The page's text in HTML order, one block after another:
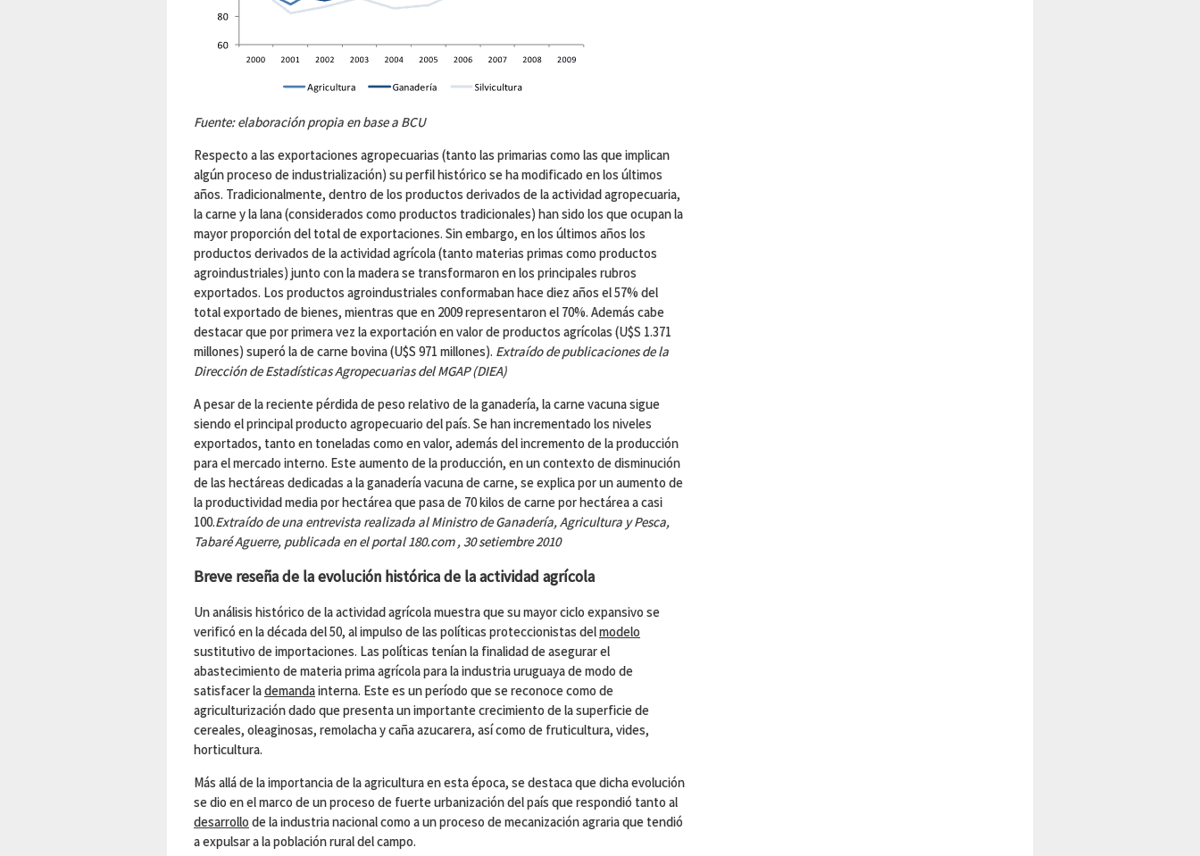
Fuente: elaboración propia en base a BCU
Respecto a las exportaciones agropecuarias (tanto las primarias como las que implican
algún proceso de industrialización) su perfil histórico se ha modificado en los últimos
años. Tradicionalmente, dentro de los productos derivados de la actividad agropecuaria,
la carne y la lana (considerados como productos tradicionales) han sido los que ocupan la
mayor proporción del total de exportaciones. Sin embargo, en los últimos años los
productos derivados de la actividad agrícola (tanto materias primas como productos
agroindustriales) junto con la madera se transformaron en los principales rubros
exportados. Los productos agroindustriales conformaban hace diez años el 57% del
total exportado de bienes, mientras que en 2009 representaron el 70%. Además cabe
destacar que por primera vez la exportación en valor de productos agrícolas (U$S 1.371
millones) superó la de carne bovina (U$S 971 millones). Extraído de publicaciones de la
Dirección de Estadísticas Agropecuarias del MGAP (DIEA)
A pesar de la reciente pérdida de peso relativo de la ganadería, la carne vacuna sigue
siendo el principal producto agropecuario del país. Se han incrementado los niveles
exportados, tanto en toneladas como en valor, además del incremento de la producción
para el mercado interno. Este aumento de la producción, en un contexto de disminución
de las hectáreas dedicadas a la ganadería vacuna de carne, se explica por un aumento de
la productividad media por hectárea que pasa de 70 kilos de carne por hectárea a casi
100.Extraído de una entrevista realizada al Ministro de Ganadería, Agricultura y Pesca,
Tabaré Aguerre, publicada en el portal 180.com , 30 setiembre 2010
Breve reseña de la evolución histórica de la actividad agrícola
Un análisis histórico de la actividad agrícola muestra que su mayor ciclo expansivo se
verificó en la década del 50, al impulso de las políticas proteccionistas delmodelo
sustitutivo de importaciones. Las políticas tenían la finalidad de asegurar el
abastecimiento de materia prima agrícola para la industria uruguaya de modo de
satisfacer lademandainterna. Este es un período que se reconoce como de
agriculturización dado que presenta un importante crecimiento de la superficie de
cereales, oleaginosas, remolacha y caña azucarera, así como de fruticultura, vides,
horticultura.
Más allá de la importancia de la agricultura en esta época, se destaca que dicha evolución
se dio en el marco de un proceso de fuerte urbanización del país que respondió tanto al
desarrollo de la industria nacional como a un proceso de mecanización agraria que tendió
a expulsar a la población rural del campo.